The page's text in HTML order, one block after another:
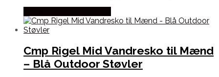
Cmp Rigel Mid Vandresko til Mænd
– Blå Outdoor Støvler